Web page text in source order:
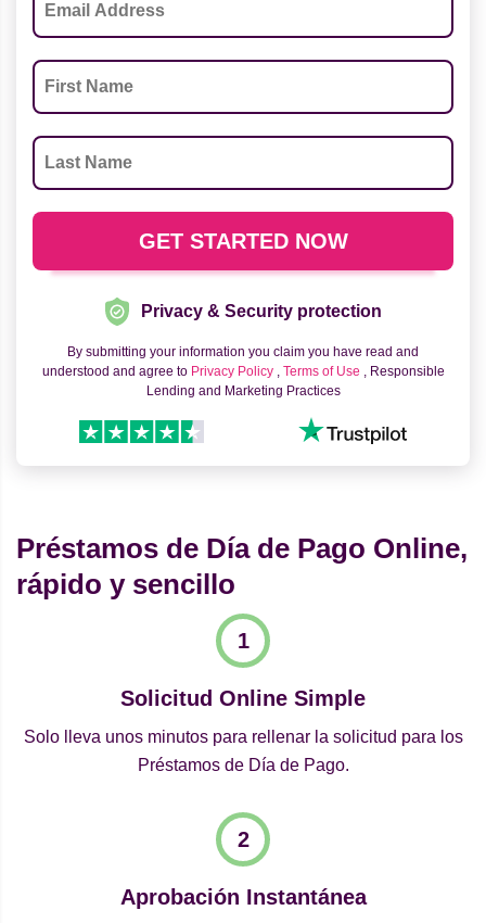
Privacy & Security protection
By submitting your information you claim you have read and
understood and agree to Privacy Policy , Terms of Use , Responsible
Lending and Marketing Practices
Préstamos de Día de Pago Online,
rápido y sencillo
Solicitud Online Simple
Solo lleva unos minutos para rellenar la solicitud para los
Préstamos de Día de Pago.
Aprobación Instantánea